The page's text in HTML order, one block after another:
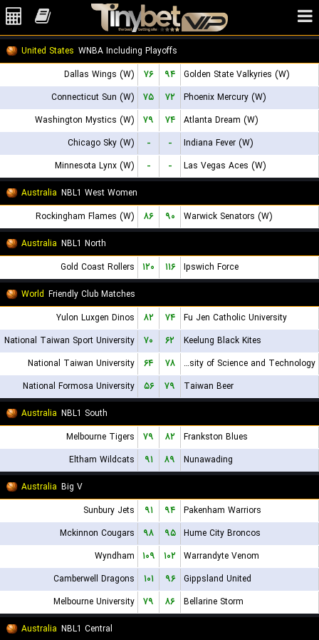
United States WNBA Including Playoffs
Dallas Wings (W)
۷۶ ۹۴
Golden State Valkyries (W)
Connecticut Sun (W)
۷۵ ۷۲
Phoenix Mercury (W)
Washington Mystics (W)
۷۹ ۷۴
Atlanta Dream (W)
Chicago Sky (W)
- -
Indiana Fever (W)
Minnesota Lynx (W)
- -
Las Vegas Aces (W)
Australia NBL1 West Women
Rockingham Flames (W)
۸۶ ۹۰
Warwick Senators (W)
Australia NBL1 North
Gold Coast Rollers
۱۲۰ ۱۱۶
Ipswich Force
World Friendly Club Matches
Yulon Luxgen Dinos
۸۲ ۷۴
Fu Jen Catholic University
National Taiwan Sport University
۷۰ ۶۲
Keelung Black Kites
National Taiwan University
۶۴ ۷۸
Chien Hsin University of Science and Technology
National Formosa University
۵۶ ۷۹
Taiwan Beer
Australia NBL1 South
Melbourne Tigers
۷۹ ۸۲
Frankston Blues
Eltham Wildcats
۹۱ ۸۹
Nunawading
Australia Big V
Sunbury Jets
۹۱ ۹۴
Pakenham Warriors
Mckinnon Cougars
۹۸ ۹۵
Hume City Broncos
Wyndham
۱۰۹ ۱۰۲
Warrandyte Venom
Camberwell Dragons
۱۰۱ ۹۶
Gippsland United
Melbourne University
۷۹ ۸۶
Bellarine Storm
Australia NBL1 Central